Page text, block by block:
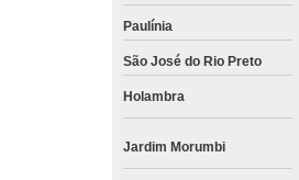
Paulínia
São José do Rio Preto
Holambra
Jardim Morumbi